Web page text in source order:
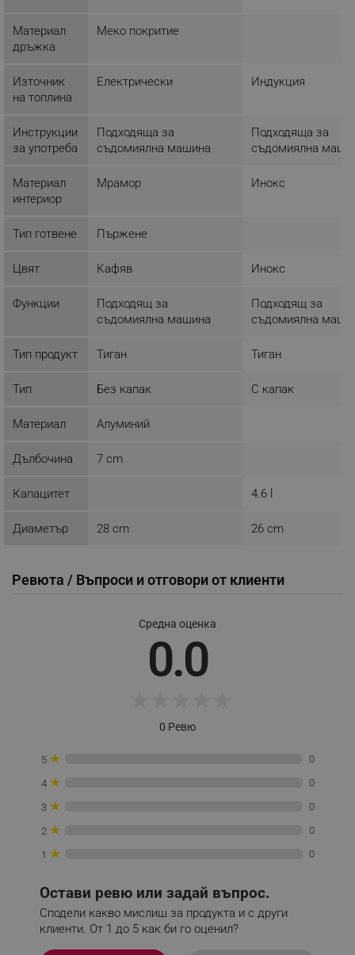
Материал
дръжка
Меко покритие
Източник
на топлина
Електрически Индукция
Инструкции
за употреба
Подходяща за
съдомиялна машина
Подходяща за
съдомиялна
Материал
интериор
Мрамор Инокс
Тип готвене Пържене
Цвят Кафяв Инокс
Функции
Подходящ за
съдомиялна машина
Подходящ за
съдомиялна
Тип продукт Тиган Тиган
Тип Без капак С капак
Материал Алуминий
Дълбочина 7 cm
Капацитет 4.6 l
Диаметър 28 cm 26 cm
Ревюта / Въпроси и отговори от клиенти
Средна оценка
0.0
0 Ревю
5 ★ 0
4 ★ 0
3 ★ 0
2 ★ 0
1 ★ 0
Остави ревю или задай въпрос.
Сподели какво мислиш за продукта и с други
клиенти. От 1 до 5 как би го оценил?
потребителско влизане и управление на
акаунта. Уебсайтът не може да се използва
Име
Provider /
Домейн
_nzm_nosubscribe_92166-7699
.alleop.bg
_nzm_noid_92166-7699
_sgf_user_id
_sgf_session_id .alleop.bg
.alleop.bg
_sgf_clicked_banners .alleop.bg